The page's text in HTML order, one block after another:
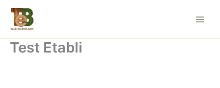
contenu
Test Etabli